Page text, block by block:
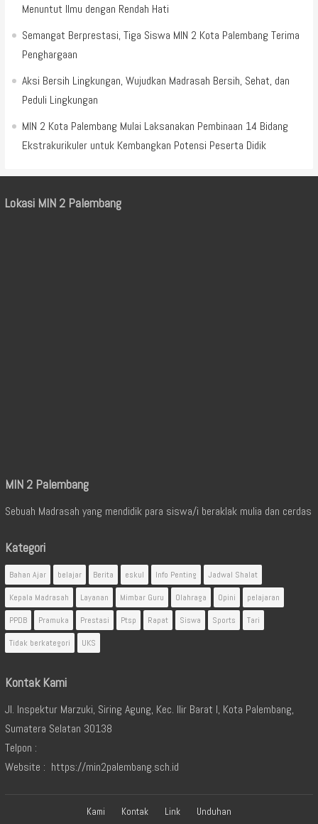
Menuntut Ilmu dengan Rendah Hati
Semangat Berprestasi, Tiga Siswa MIN 2 Kota Palembang Terima
Penghargaan
Aksi Bersih Lingkungan, Wujudkan Madrasah Bersih, Sehat, dan
Peduli Lingkungan
MIN 2 Kota Palembang Mulai Laksanakan Pembinaan 14 Bidang
Ekstrakurikuler untuk Kembangkan Potensi Peserta Didik
Lokasi MIN 2 Palembang
MIN 2 Palembang
Sebuah Madrasah yang mendidik para siswa/i beraklak mulia dan cerdas
Kategori
Bahan Ajar belajar Berita eskul Info Penting
Jadwal Shalat
Kepala Madrasah
Layanan Mimbar Guru Olahraga Opini
pelajaran
PPDB
Pramuka Prestasi Ptsp Rapat Siswa Sports
Tari
Tidak berkategori
UKS
Kontak Kami
Jl. Inspektur Marzuki, Siring Agung, Kec. Ilir Barat I, Kota Palembang,
Sumatera Selatan 30138
Telpon :
Website : https://min2palembang.sch.id
Kami Kontak Link Unduhan